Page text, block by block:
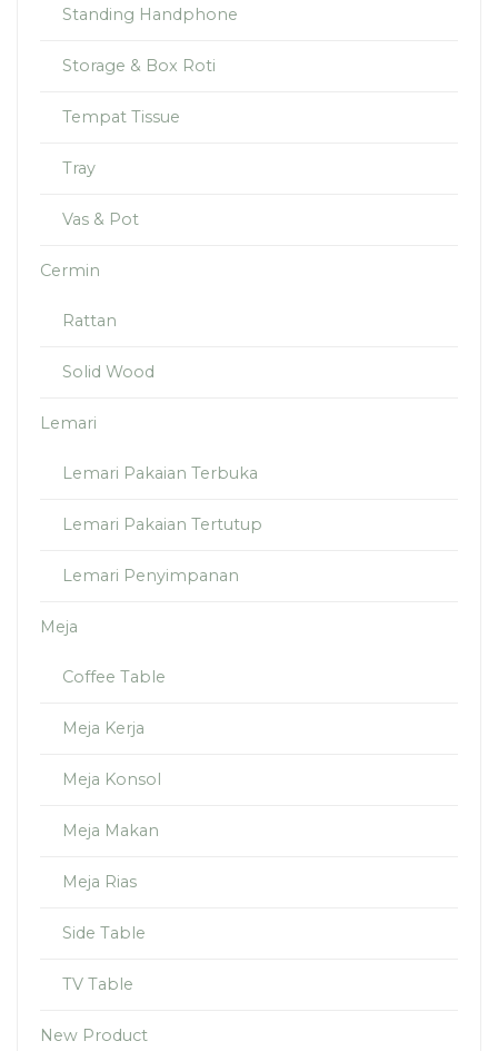
Standing Handphone
Storage & Box Roti
Tempat Tissue
Tray
Vas & Pot
Cermin
Rattan
Solid Wood
Lemari
Lemari Pakaian Terbuka
Lemari Pakaian Tertutup
Lemari Penyimpanan
Meja
Coffee Table
Meja Kerja
Meja Konsol
Meja Makan
Meja Rias
Side Table
TV Table
New Product